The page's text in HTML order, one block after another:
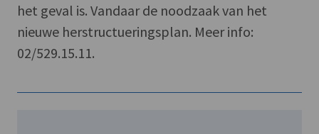
het geval is. Vandaar de noodzaak van het
nieuwe herstructueringsplan. Meer info:
02/529.15.11.